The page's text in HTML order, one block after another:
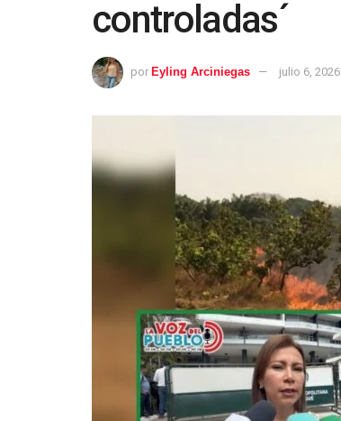
controladas´
por Eyling Arciniegas julio 6, 2026